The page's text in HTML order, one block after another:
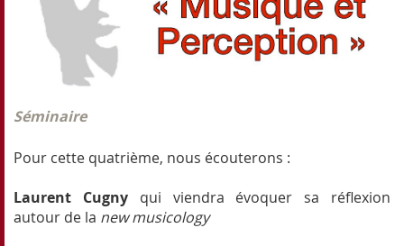
Séminaire
Pour cette quatrième, nous écouterons :
Laurent Cugnyqui viendra évoquer sa réflexion
autour de la new musicology